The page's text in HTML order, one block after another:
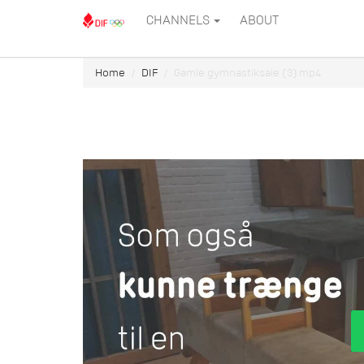
CHANNELS ABOUT
Home DIF Gamle gymnastiksale (3).mp4